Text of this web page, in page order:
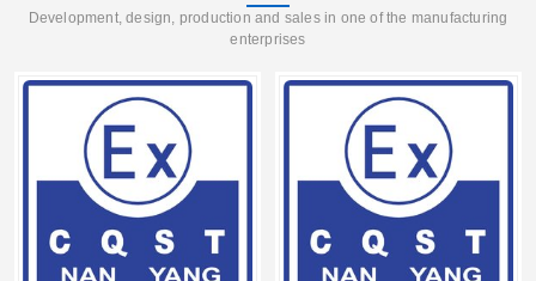
Development, design, production and sales in one of the manufacturing
enterprises